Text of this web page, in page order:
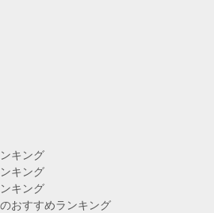
キング
キング
キング
おすすめランキング